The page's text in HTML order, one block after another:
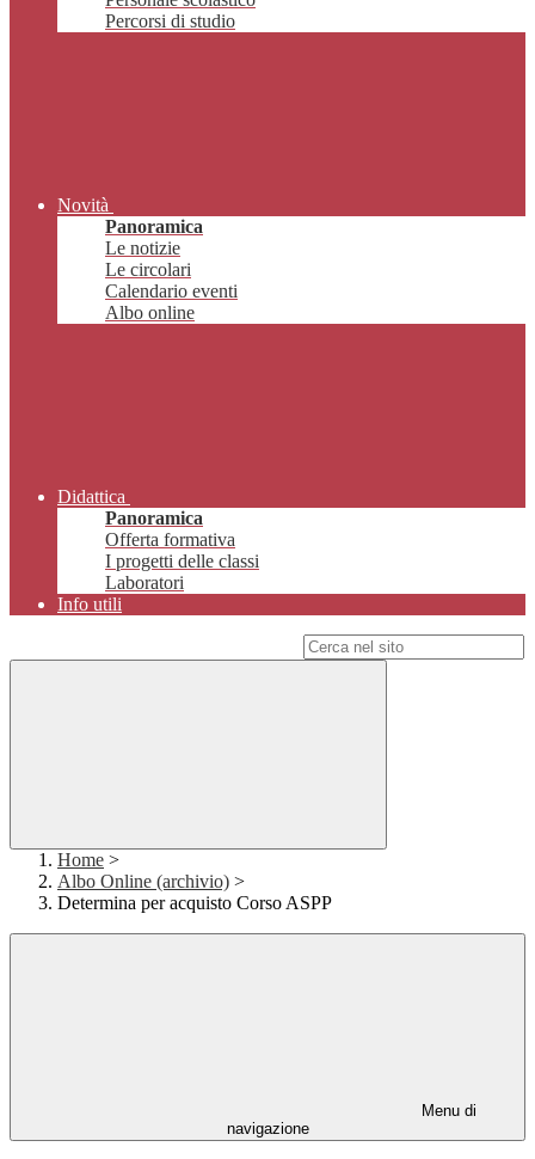
Percorsi di studio
Novità
Panoramica
Le notizie
Le circolari
Calendario eventi
Albo online
Didattica
Panoramica
Offerta formativa
I progetti delle classi
Laboratori
Info utili
Home >
Albo Online (archivio) >
Determina per acquisto Corso ASPP
Menu di
navigazione